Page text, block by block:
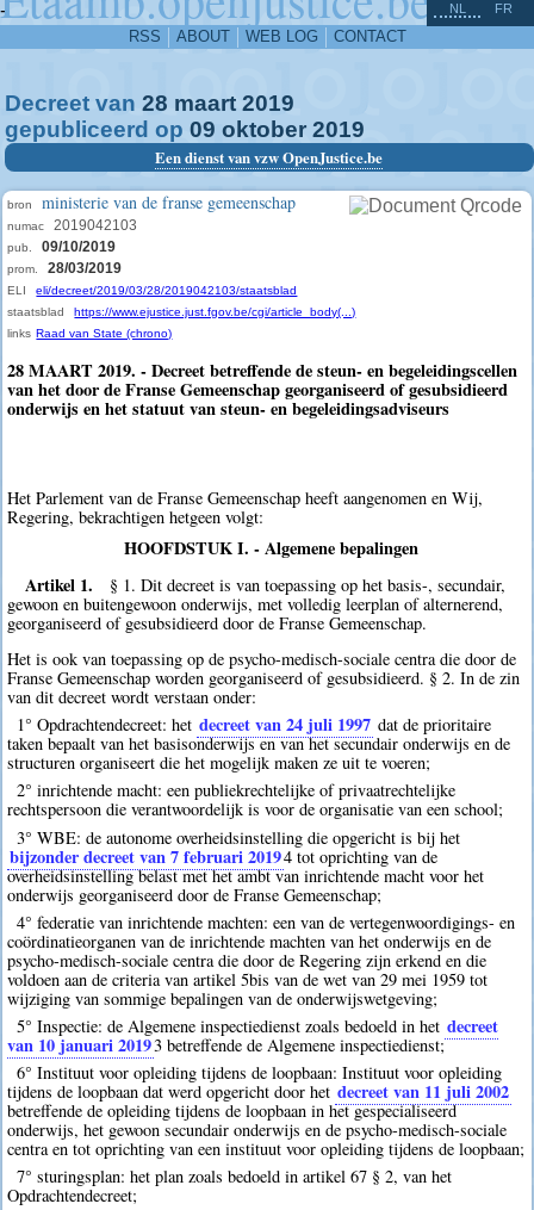
-
RSS ABOUT WEB LOG CONTACT
NL FR
Decreet van 28 maart 2019
gepubliceerd op 09 oktober 2019
Een dienst van vzw OpenJustice.be
bron ministerie van de franse gemeenschap
numac 2019042103
pub. 09/10/2019
prom. 28/03/2019
ELI
eli/decreet/2019/03/28/2019042103/staatsblad
staatsblad
https://www.ejustice.just.fgov.be/cgi/article_body(...)
links Raad van State (chrono)
28 MAART 2019. - Decreet betreffende de steun- en begeleidingscellen
van het door de Franse Gemeenschap georganiseerd of gesubsidieerd
onderwijs en het statuut van steun- en begeleidingsadviseurs
Het Parlement van de Franse Gemeenschap heeft aangenomen en Wij,
Regering, bekrachtigen hetgeen volgt:
HOOFDSTUK I. - Algemene bepalingen
Artikel 1.
§ 1. Dit decreet is van toepassing op het basis-, secundair,
gewoon en buitengewoon onderwijs, met volledig leerplan of alternerend,
georganiseerd of gesubsidieerd door de Franse Gemeenschap.
Het is ook van toepassing op de psycho-medisch-sociale centra die door de
Franse Gemeenschap worden georganiseerd of gesubsidieerd. § 2. In de zin
van dit decreet wordt verstaan onder:
1° Opdrachtendecreet: het decreet van 24 juli 1997 dat de prioritaire
taken bepaalt van het basisonderwijs en van het secundair onderwijs en de
structuren organiseert die het mogelijk maken ze uit te voeren;
2° inrichtende macht: een publiekrechtelijke of privaatrechtelijke
rechtspersoon die verantwoordelijk is voor de organisatie van een school;
3° WBE: de autonome overheidsinstelling die opgericht is bij het
bijzonder decreet van 7 februari 20194 tot oprichting van de
overheidsinstelling belast met het ambt van inrichtende macht voor het
onderwijs georganiseerd door de Franse Gemeenschap;
4° federatie van inrichtende machten: een van de vertegenwoordigings- en
coördinatieorganen van de inrichtende machten van het onderwijs en de
psycho-medisch-sociale centra die door de Regering zijn erkend en die
voldoen aan de criteria van artikel 5bis van de wet van 29 mei 1959 tot
wijziging van sommige bepalingen van de onderwijswetgeving;
5° Inspectie: de Algemene inspectiedienst zoals bedoeld in het decreet
van 10 januari 20193 betreffende de Algemene inspectiedienst;
6° Instituut voor opleiding tijdens de loopbaan: Instituut voor opleiding
tijdens de loopbaan dat werd opgericht door het decreet van 11 juli 2002
betreffende de opleiding tijdens de loopbaan in het gespecialiseerd
onderwijs, het gewoon secundair onderwijs en de psycho-medisch-sociale
centra en tot oprichting van een instituut voor opleiding tijdens de loopbaan;
7° sturingsplan: het plan zoals bedoeld in artikel 67 § 2, van het
Opdrachtendecreet;
^